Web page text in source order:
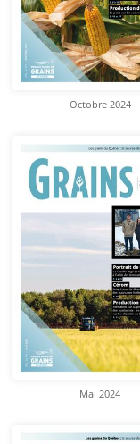
Octobre 2024
Mai 2024